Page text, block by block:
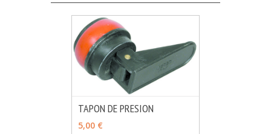
TAPON DE PRESION
5,00 €